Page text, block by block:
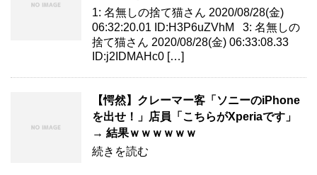
1: 名無しの捨て猫さん 2020/08/28(金)
06:32:20.01 ID:H3P6uZVhM 3: 名無しの
捨て猫さん 2020/08/28(金) 06:33:08.33
ID:j2IDMAHc0 […]
【愕然】クレーマー客「ソニーのiPhone
を出せ！」店員「こちらがXperiaです」
→ 結果ｗｗｗｗｗｗ
続きを読む